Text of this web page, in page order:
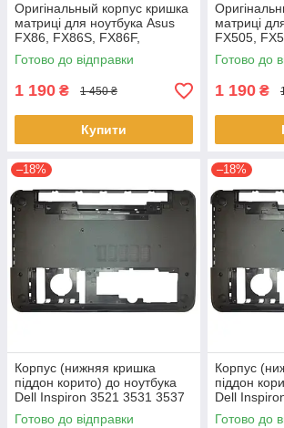
Оригінальный корпус кришка
матриці для ноутбука Asus
FX86, FX86S, FX86F,
FX86SF Series
Готово до відправки
1 190 ₴ 1 450 ₴
Купити
матриці
FX505,
FX505GE,
FX505DD
Готово до
1 190 ₴
–18%
Корпус (нижняя кришка
піддон корито) до ноутбука
Dell Inspiron 3521 3531 3537
(0YXMG9, AP0ZG000200)
Готово до відправки
–18%
Корпус
піддон
Dell
(0YXMG9,
Готово до